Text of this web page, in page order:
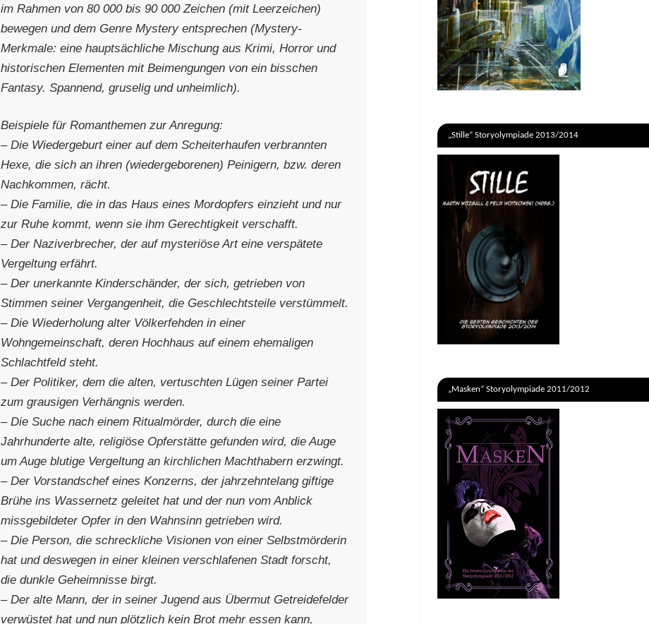
im Rahmen von 80 000 bis 90 000 Zeichen (mit Leerzeichen)
bewegen und dem Genre Mystery entsprechen (Mystery-
Merkmale: eine hauptsächliche Mischung aus Krimi, Horror und
historischen Elementen mit Beimengungen von ein bisschen
Fantasy. Spannend, gruselig und unheimlich).
Beispiele für Romanthemen zur Anregung:
– Die Wiedergeburt einer auf dem Scheiterhaufen verbrannten
Hexe, die sich an ihren (wiedergeborenen) Peinigern, bzw. deren
Nachkommen, rächt.
– Die Familie, die in das Haus eines Mordopfers einzieht und nur
zur Ruhe kommt, wenn sie ihm Gerechtigkeit verschafft.
– Der Naziverbrecher, der auf mysteriöse Art eine verspätete
Vergeltung erfährt.
– Der unerkannte Kinderschänder, der sich, getrieben von
Stimmen seiner Vergangenheit, die Geschlechtsteile verstümmelt.
– Die Wiederholung alter Völkerfehden in einer
Wohngemeinschaft, deren Hochhaus auf einem ehemaligen
Schlachtfeld steht.
– Der Politiker, dem die alten, vertuschten Lügen seiner Partei
zum grausigen Verhängnis werden.
– Die Suche nach einem Ritualmörder, durch die eine
Jahrhunderte alte, religiöse Opferstätte gefunden wird, die Auge
um Auge blutige Vergeltung an kirchlichen Machthabern erzwingt.
– Der Vorstandschef eines Konzerns, der jahrzehntelang giftige
Brühe ins Wassernetz geleitet hat und der nun vom Anblick
missgebildeter Opfer in den Wahnsinn getrieben wird.
– Die Person, die schreckliche Visionen von einer Selbstmörderin
hat und deswegen in einer kleinen verschlafenen Stadt forscht,
die dunkle Geheimnisse birgt.
– Der alte Mann, der in seiner Jugend aus Übermut Getreidefelder
verwüstet hat und nun plötzlich kein Brot mehr essen kann,
„Stille“ Storyolympiade 2013/2014
„Masken“ Storyolympiade 2011/2012